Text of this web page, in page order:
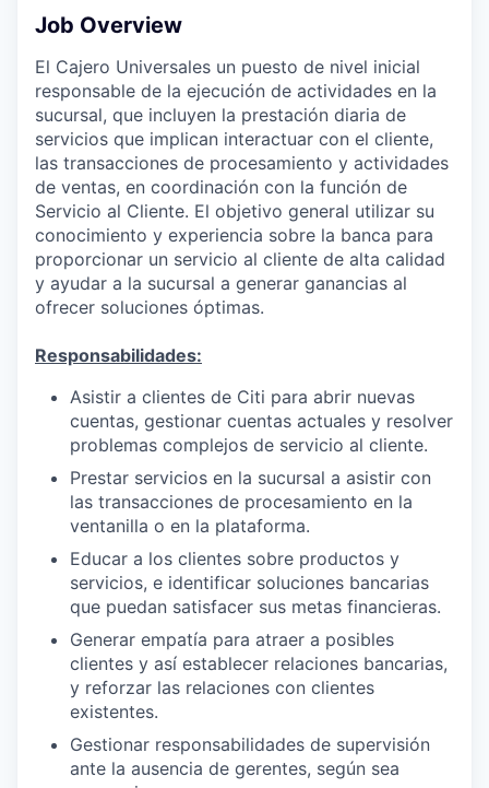
Job Overview
El Cajero Universales un puesto de nivel inicial
responsable de la ejecución de actividades en la
sucursal, que incluyen la prestación diaria de
servicios que implican interactuar con el cliente,
las transacciones de procesamiento y actividades
de ventas, en coordinación con la función de
Servicio al Cliente. El objetivo general utilizar su
conocimiento y experiencia sobre la banca para
proporcionar un servicio al cliente de alta calidad
y ayudar a la sucursal a generar ganancias al
ofrecer soluciones óptimas.
Responsabilidades:
Asistir a clientes de Citi para abrir nuevas
cuentas, gestionar cuentas actuales y resolver
problemas complejos de servicio al cliente.
Prestar servicios en la sucursal a asistir con
las transacciones de procesamiento en la
ventanilla o en la plataforma.
Educar a los clientes sobre productos y
servicios, e identificar soluciones bancarias
que puedan satisfacer sus metas financieras.
Generar empatía para atraer a posibles
clientes y así establecer relaciones bancarias,
y reforzar las relaciones con clientes
existentes.
Gestionar responsabilidades de supervisión
ante la ausencia de gerentes, según sea